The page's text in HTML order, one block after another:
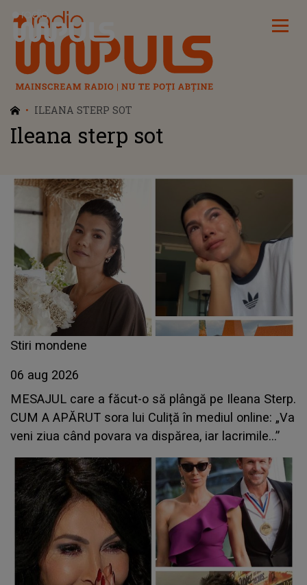
Radio Impuls
ILEANA STERP SOT
Ileana sterp sot
Stiri mondene
06 aug 2026
MESAJUL care a făcut-o să plângă pe Ileana Sterp.
CUM A APĂRUT sora lui Culiță în mediul online: „Va
veni ziua când povara va dispărea, iar lacrimile...”